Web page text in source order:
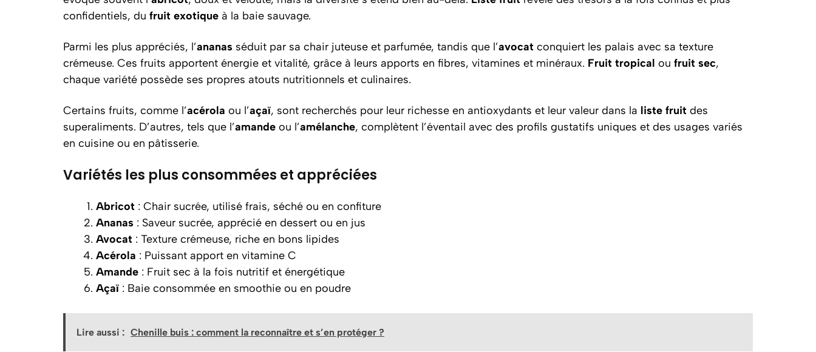
confidentiels, du fruit exotique à la baie sauvage.
Parmi les plus appréciés, l’ananas séduit par sa chair juteuse et parfumée, tandis que l’avocat conquiert les palais avec sa texture
crémeuse. Ces fruits apportent énergie et vitalité, grâce à leurs apports en fibres, vitamines et minéraux. Fruit tropical ou fruit sec,
chaque variété possède ses propres atouts nutritionnels et culinaires.
Certains fruits, comme l’acérola ou l’açaï, sont recherchés pour leur richesse en antioxydants et leur valeur dans la liste fruit des
superaliments. D’autres, tels que l’amande ou l’amélanche, complètent l’éventail avec des profils gustatifs uniques et des usages variés
en cuisine ou en pâtisserie.
Variétés les plus consommées et appréciées
Abricot : Chair sucrée, utilisé frais, séché ou en confiture
Ananas : Saveur sucrée, apprécié en dessert ou en jus
Avocat : Texture crémeuse, riche en bons lipides
Acérola : Puissant apport en vitamine C
Amande : Fruit sec à la fois nutritif et énergétique
Açaï : Baie consommée en smoothie ou en poudre
Lire aussi : Chenille buis : comment la reconnaître et s’en protéger ?